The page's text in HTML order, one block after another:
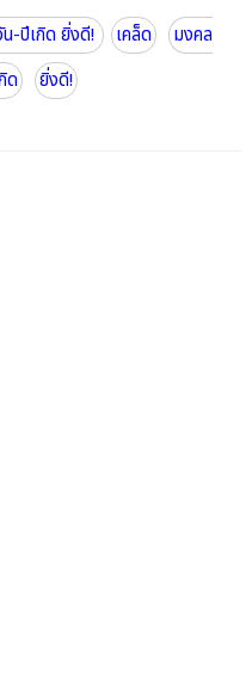
-ปีเกิด ยิ่งดี! เคล็ด
มงคล
ด ยิ่งดี!